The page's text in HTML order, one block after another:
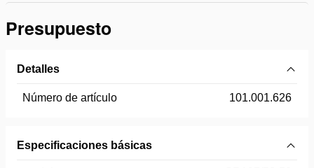
Presupuesto
Detalles
Número de artículo 101.001.626
Especificaciones básicas